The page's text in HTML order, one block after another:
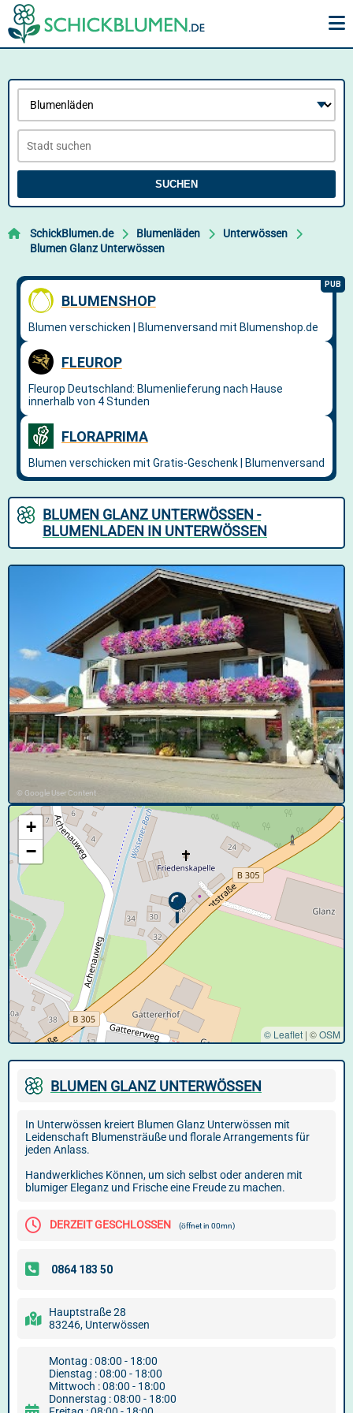
SUCHEN
SchickBlumen.de Blumenläden
Unterwössen
Blumen Glanz Unterwössen
BLUMEN GLANZ UNTERWÖSSEN -
BLUMENLADEN IN UNTERWÖSSEN
© Google User Content
+
−
© Leaflet | ©OSM
BLUMEN GLANZ UNTERWÖSSEN
In Unterwössen kreiert Blumen Glanz Unterwössen mit
Leidenschaft Blumensträuße und florale Arrangements für
jeden Anlass.
Handwerkliches Können, um sich selbst oder anderen mit
blumiger Eleganz und Frische eine Freude zu machen.
DERZEIT GESCHLOSSEN (öffnet in 00mn)
Hauptstraße 28
83246, Unterwössen
Montag : 08:00 - 18:00
Dienstag : 08:00 - 18:00
Mittwoch : 08:00 - 18:00
Donnerstag : 08:00 - 18:00